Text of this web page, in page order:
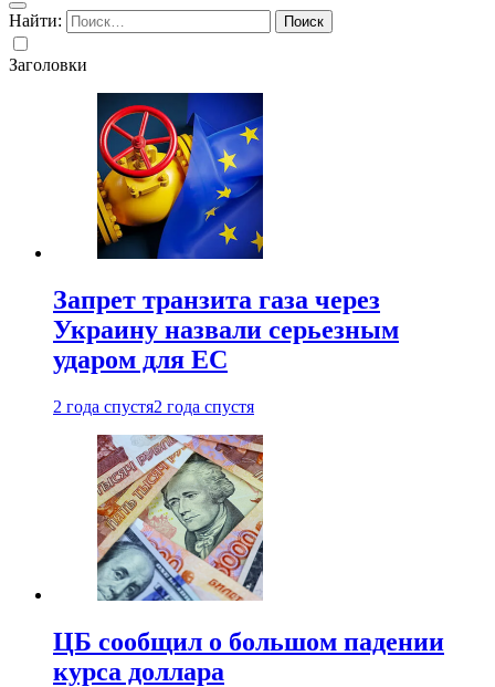
Найти:
Заголовки
Запрет транзита газа через
Украину назвали серьезным
ударом для ЕС
2 года спустя2 года спустя
ЦБ сообщил о большом падении
курса доллара